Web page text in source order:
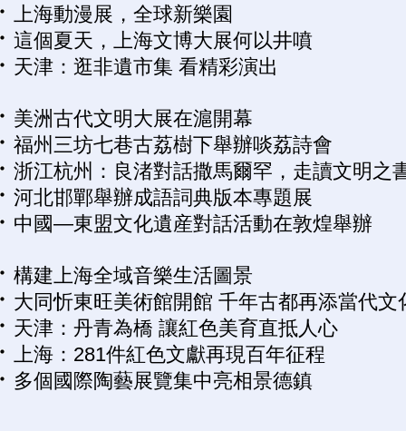
上海動漫展，全球新樂園
這個夏天，上海文博大展何以井噴
天津：逛非遺市集 看精彩演出
美洲古代文明大展在滬開幕
福州三坊七巷古荔樹下舉辦啖荔詩會
浙江杭州：良渚對話撒馬爾罕，走讀文明之
河北邯鄲舉辦成語詞典版本專題展
中國—東盟文化遺産對話活動在敦煌舉辦
構建上海全域音樂生活圖景
大同忻東旺美術館開館 千年古都再添當代文
天津：丹青為橋 讓紅色美育直抵人心
上海：281件紅色文獻再現百年征程
多個國際陶藝展覽集中亮相景德鎮